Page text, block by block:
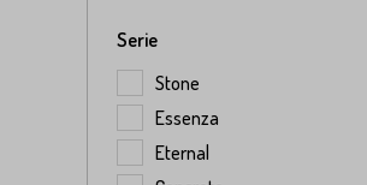
Serie
Stone
Essenza
Eternal